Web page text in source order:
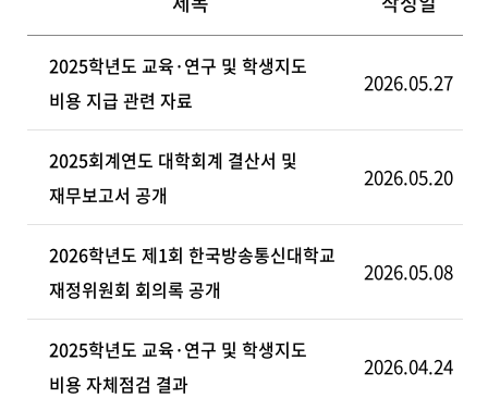
2025학년도 교육·연구 및 학생지도
비용 지급 관련 자료
2026.05.27
2025회계연도 대학회계 결산서 및
재무보고서 공개
2026.05.20
2026학년도 제1회 한국방송통신대학교
재정위원회 회의록 공개
2026.05.08
2025학년도 교육·연구 및 학생지도
비용 자체점검 결과
2026.04.24